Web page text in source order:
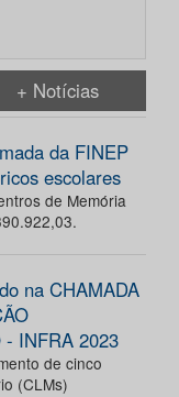
+ Notícias
da FINEP
escolares
de Memória
na CHAMADA
- INFRA 2023
de cinco
(CLMs)